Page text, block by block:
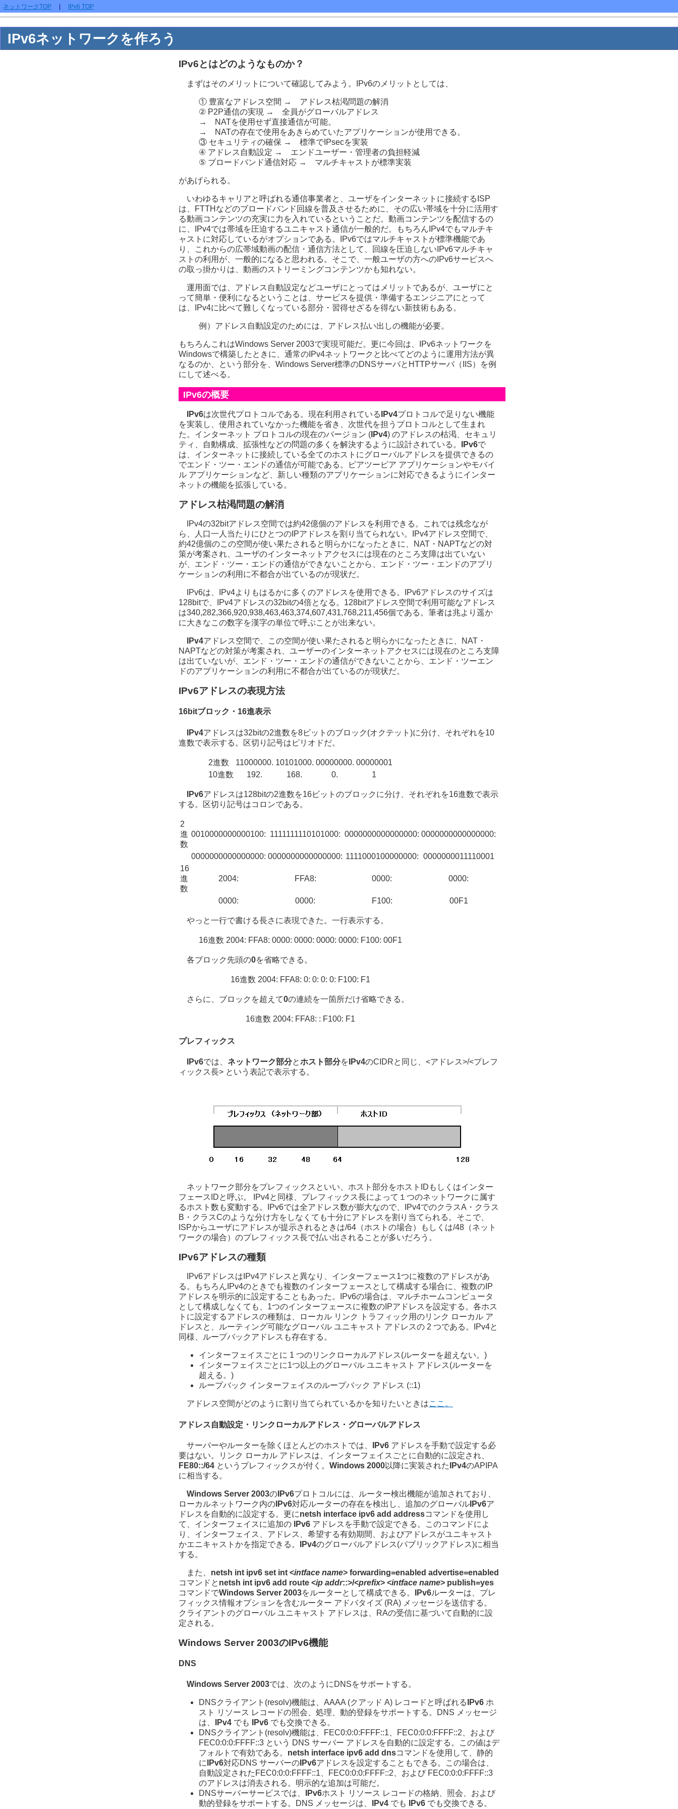
ネットワークTOP IPv6 TOP
IPv6ネットワークを作ろう
IPv6とはどのようなものか？
まずはそのメリットについて確認してみよう。IPv6のメリットとしては、
① 豊富なアドレス空間 → アドレス枯渇問題の解消
② P2P通信の実現 → 全員がグローバルアドレス
→ NATを使用せず直接通信が可能。
→ NATの存在で使用をあきらめていたアプリケーションが使用できる。
③ セキュリティの確保 → 標準でIPsecを実装
④ アドレス自動設定 → エンドユーザー・管理者の負担軽減
⑤ ブロードバンド通信対応 → マルチキャストが標準実装
があげられる。
いわゆるキャリアと呼ばれる通信事業者と、ユーザをインターネットに接続するISP
は、FTTHなどのブロードバンド回線を普及させるために、その広い帯域を十分に活用す
る動画コンテンツの充実に力を入れているということだ。動画コンテンツを配信するの
に、IPv4では帯域を圧迫するユニキャスト通信が一般的だ。もちろんIPv4でもマルチキ
ャストに対応しているがオプションである。IPv6ではマルチキャストが標準機能であ
り、これからの広帯域動画の配信・通信方法として、回線を圧迫しないIPv6マルチキャ
ストの利用が、一般的になると思われる。そこで、一般ユーザの方へのIPv6サービスへ
の取っ掛かりは、動画のストリーミングコンテンツかも知れない。
運用面では、アドレス自動設定などユーザにとってはメリットであるが、ユーザにと
って簡単・便利になるということは、サービスを提供・準備するエンジニアにとって
は、IPv4に比べて難しくなっている部分・習得せざるを得ない新技術もある。
例）アドレス自動設定のためには、アドレス払い出しの機能が必要。
もちろんこれはWindows Server 2003で実現可能だ。更に今回は、IPv6ネットワークを
Windowsで構築したときに、通常のIPv4ネットワークと比べてどのように運用方法が異
なるのか、という部分を、Windows Server標準のDNSサーバとHTTPサーバ（IIS）を例
にして述べる。
IPv6の概要
IPv6は次世代プロトコルである。現在利用されている IPv4プロトコルで足りない機能
を実装し、使用されていなかった機能を省き、次世代を担うプロトコルとして生まれ
た。インターネット プロトコルの現在のバージョン ( IPv4) のアドレスの枯渇、セキュリ
ティ、自動構成、拡張性などの問題の多くを解決するように設計されている。
IPv6で
は、インターネットに接続している全てのホストにグローバルアドレスを提供できるの
でエンド・ツー・エンドの通信が可能である。ピアツーピア アプリケーションやモバイ
ル アプリケーションなど、新しい種類のアプリケーションに対応できるようにインター
ネットの機能を拡張している。
アドレス枯渇問題の解消
IPv4の32bitアドレス空間では約42億個のアドレスを利用できる。これでは残念なが
ら、人口一人当たりにひとつのIPアドレスを割り当てられない。IPv4アドレス空間で、
約42億個のこの空間が使い果たされると明らかになったときに、NAT・NAPTなどの対
策が考案され、ユーザのインターネットアクセスには現在のところ支障は出ていない
が、エンド・ツー・エンドの通信ができないことから、エンド・ツー・エンドのアプリ
ケーションの利用に不都合が出ているのが現状だ。
IPv6は、IPv4よりもはるかに多くのアドレスを使用できる。IPv6アドレスのサイズは
128bitで、IPv4アドレスの32bitの4倍となる。128bitアドレス空間で利用可能なアドレス
は340,282,366,920,938,463,463,374,607,431,768,211,456個である。筆者は兆より遥か
に大きなこの数字を漢字の単位で呼ぶことが出来ない。
IPv4アドレス空間で、この空間が使い果たされると明らかになったときに、NAT・
NAPTなどの対策が考案され、ユーザーのインターネットアクセスには現在のところ支障
は出ていないが、エンド・ツー・エンドの通信ができないことから、エンド・ツーエン
ドのアプリケーションの利用に不都合が出ているのが現状だ。
IPv6アドレスの表現方法
16bitブロック・16進表示
IPv4アドレスは32bitの2進数を8ビットのブロック(オクテット)に分け、それぞれを10
進数で表示する。区切り記号はピリオドだ。
2進数 11000000. 10101000. 00000000. 00000001
10進数
192. 168. 0. 1
IPv6アドレスは128bitの2進数を16ビットのブロックに分け、それぞれを16進数で表示
する。区切り記号はコロンである。
2
進
数
0010000000000100: 1111111110101000: 0000000000000000: 0000000000000000:
0000000000000000: 0000000000000000: 1111000100000000: 0000000011110001
16
進
数
2004: FFA8: 0000: 0000:
0000: 0000: F100: 00F1
やっと一行で書ける長さに表現できた。一行表示する。
16進数 2004: FFA8: 0000: 0000: 0000: 0000: F100: 00F1
各ブロック先頭の0を省略できる。
16進数 2004: FFA8: 0: 0: 0: 0: F100: F1
さらに、ブロックを超えて0の連続を一箇所だけ省略できる。
16進数 2004: FFA8: : F100: F1
プレフィックス
IPv6では、 ネットワーク部分とホスト部分を IPv4のCIDRと同じ、<アドレス>/<プレフ
ィックス長> という表記で表示する。
ネットワーク部分をプレフィックスといい、ホスト部分をホストIDもしくはインター
フェースIDと呼ぶ。 IPv4と同様、プレフィックス長によって１つのネットワークに属す
るホスト数も変動する。IPv6では全アドレス数が膨大なので、IPv4でのクラスA・クラス
B・クラスCのような分け方をしなくても十分にアドレスを割り当てられる。そこで、
ISPからユーザにアドレスが提示されるときは/64（ホストの場合）もしくは/48（ネット
ワークの場合）のプレフィックス長で払い出されることが多いだろう。
IPv6アドレスの種類
IPv6アドレスはIPv4アドレスと異なり、インターフェース1つに複数のアドレスがあ
る。もちろんIPv4のときでも複数のインターフェースとして構成する場合に、複数のIP
アドレスを明示的に設定することもあった。IPv6の場合は、マルチホームコンピュータ
として構成しなくても、1つのインターフェースに複数のIPアドレスを設定する。各ホス
トに設定するアドレスの種類は、ローカル リンク トラフィック用のリンク ローカル ア
ドレスと、ルーティング可能なグローバル ユニキャスト アドレスの 2 つである。IPv4と
同様、ループバックアドレスも存在する。
インターフェイスごとに 1 つのリンクローカルアドレス(ルーターを超えない。)
インターフェイスごとに1つ以上のグローバル ユニキャスト アドレス(ルーターを
超える。)
ループバック インターフェイスのループバック アドレス (::1)
アドレス空間がどのように割り当てられているかを知りたいときはここ。
アドレス自動設定・リンクローカルアドレス・グローバルアドレス
サーバーやルーターを除くほとんどのホストでは、 IPv6 アドレスを手動で設定する必
要はない。リンク ローカル アドレスは、インターフェイスごとに自動的に設定され、
FE80::/64 というプレフィックスが付く。 Windows 2000以降に実装された IPv4のAPIPA
に相当する。
Windows Server 2003の IPv6プロトコルには、ルーター検出機能が追加されており、
ローカルネットワーク内の IPv6対応ルーターの存在を検出し、追加のグローバル IPv6ア
ドレスを自動的に設定する。更にnetsh interface ipv6 add addressコマンドを使用し
て、インターフェイスに追加の
IPv6 アドレスを手動で設定できる。このコマンドによ
り、インターフェイス、アドレス、希望する有効期間、およびアドレスがユニキャスト
かエニキャストかを指定できる。
IPv4のグローバルアドレス(パブリックアドレス)に相当
する。
また、 netsh int ipv6 set int <intface name> forwarding=enabled advertise=enabled
コマンドと netsh int ipv6 add route <ip addr::>/<prefix> <intface name> publish=yes
コマンドでWindows Server 2003をルーターとして構成できる。 IPv6ルーターは、プレ
フィックス情報オプションを含むルーター アドバタイズ (RA) メッセージを送信する。
クライアントのグローバル ユニキャスト アドレスは、RAの受信に基づいて自動的に設
定される。
Windows Server 2003のIPv6機能
DNS
Windows Server 2003では、次のようにDNSをサポートする。
DNSクライアント(resolv)機能は、AAAA (クアッド A) レコードと呼ばれる IPv6 ホ
スト リソース レコードの照会、処理、動的登録をサポートする。DNS メッセージ
は、
IPv4 でも IPv6 でも交換できる。
DNSクライアント(resolv)機能は、FEC0:0:0:FFFF::1、FEC0:0:0:FFFF::2、および
FEC0:0:0:FFFF::3 という DNS サーバー アドレスを自動的に設定する。この値はデ
フォルトで有効である。 netsh interface ipv6 add dnsコマンドを使用して、静的
に IPv6対応DNS サーバーの IPv6アドレスを設定することもできる。この場合は、
自動設定されたFEC0:0:0:FFFF::1、FEC0:0:0:FFFF::2、および FEC0:0:0:FFFF::3
のアドレスは消去される。明示的な追加は可能だ。
DNSサーバーサービスでは、
IPv6ホスト リソース レコードの格納、照会、および
動的登録をサポートする。DNS メッセージは、
IPv4 でも IPv6 でも交換できる。